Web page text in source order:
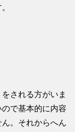
される方がいま
で基本的に内容
。それからへん